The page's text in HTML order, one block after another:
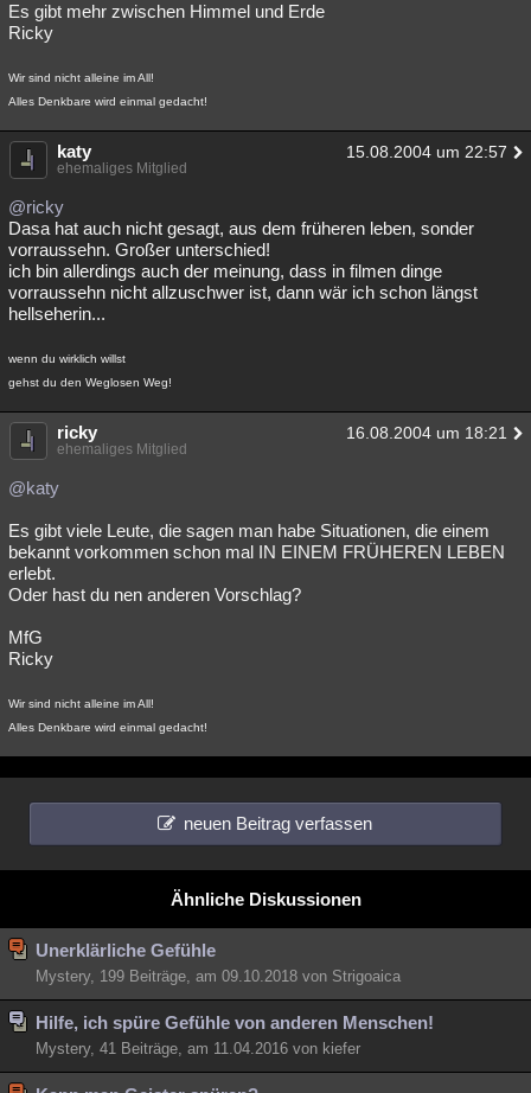
Es gibt mehr zwischen Himmel und Erde
Ricky
Wir sind nicht alleine im All!
Alles Denkbare wird einmal gedacht!
katy 15.08.2004 um 22:57
ehemaliges Mitglied
@ricky
Dasa hat auch nicht gesagt, aus dem früheren leben, sonder
vorraussehn. Großer unterschied!
ich bin allerdings auch der meinung, dass in filmen dinge
vorraussehn nicht allzuschwer ist, dann wär ich schon längst
hellseherin...
wenn du wirklich willst
gehst du den Weglosen Weg!
ricky 16.08.2004 um 18:21
ehemaliges Mitglied
@katy
Es gibt viele Leute, die sagen man habe Situationen, die einem
bekannt vorkommen schon mal IN EINEM FRÜHEREN LEBEN
erlebt.
Oder hast du nen anderen Vorschlag?
MfG
Ricky
Wir sind nicht alleine im All!
Alles Denkbare wird einmal gedacht!
neuen Beitrag verfassen
Ähnliche Diskussionen
Unerklärliche Gefühle
Mystery, 199 Beiträge, am 09.10.2018 von Strigoaica
Hilfe, ich spüre Gefühle von anderen Menschen!
Mystery, 41 Beiträge, am 11.04.2016 von kiefer